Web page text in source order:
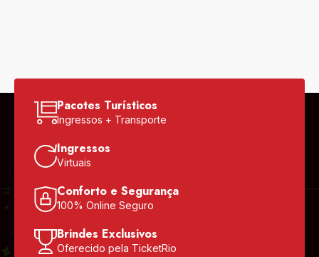
Pacotes Turísticos
Ingressos + Transporte
Ingressos
Virtuais
Conforto e Segurança
100% Online Seguro
Brindes Exclusivos
Oferecido pela TicketRio